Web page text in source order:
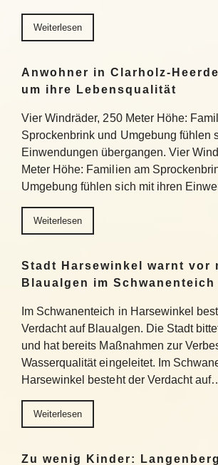
Weiterlesen
Anwohner in Clarholz-
um ihre Lebensqualität
Vier Windräder, 250 Meter Höhe:
Sprockenbrink und Umgebung fühlen
Einwendungen übergangen. Vier
Meter Höhe: Familien am
Umgebung fühlen sich mit ihren
Weiterlesen
Stadt Harsewinkel warnt vor
Blaualgen im Schwanenteich
Im Schwanenteich in Harsewinkel
Verdacht auf Blaualgen. Die Stadt
und hat bereits Maßnahmen zur
Wasserqualität eingeleitet. Im
Harsewinkel besteht der Verdacht
Weiterlesen
Zu wenig Kinder: